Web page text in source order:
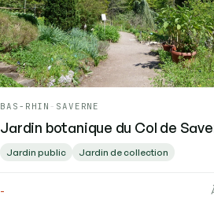
BAS-RHIN - SAVERNE
Jardin botanique du Col de
Jardin public Jardin de collection
-